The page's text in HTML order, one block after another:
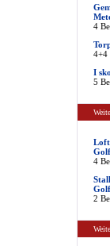
4
4+4
I
5
4
2